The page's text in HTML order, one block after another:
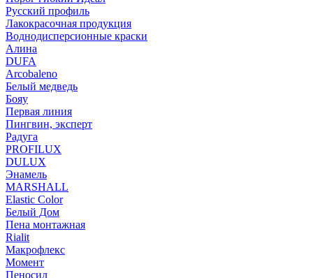
Русский профиль
Лакокрасочная продукция
Воднодисперсионные краски
Алина
DUFA
Arcobaleno
Белый медведь
Бояу
Первая линия
Пингвин, эксперт
Радуга
PROFILUX
DULUX
Энамель
MARSHALL
Elastic Color
Белый Дом
Пена монтажная
Rialit
Макрофлекс
Момент
Пеносил